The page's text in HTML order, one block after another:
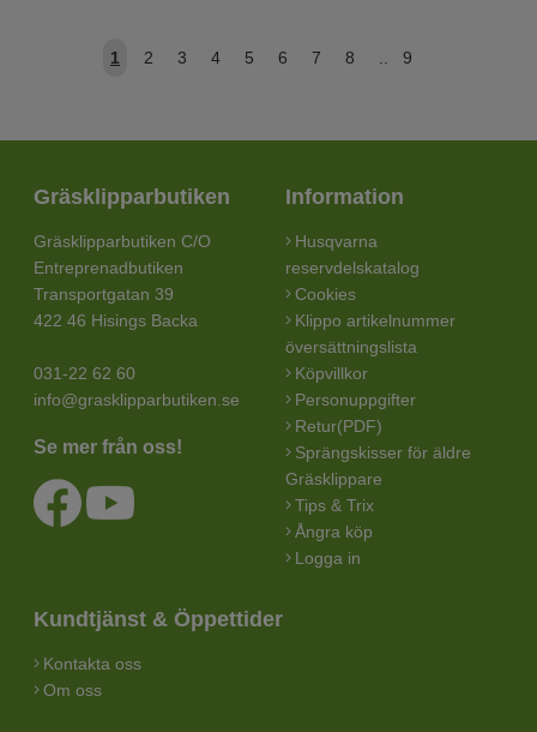
1 2 3 4 5 6 7 8 .. 9
Gräsklipparbutiken
Gräsklipparbutiken C/O
Entreprenadbutiken
Transportgatan 39
422 46 Hisings Backa
031-22 62 60
info@grasklipparbutiken.se
Se mer från oss!
Information
Husqvarna
reservdelskatalog
Cookies
Klippo artikelnummer
översättningslista
Köpvillkor
Personuppgifter
Retur(PDF)
Sprängskisser för äldre
Gräsklippare
Tips & Trix
Ångra köp
Logga in
Kundtjänst & Öppettider
Kontakta oss
Om oss